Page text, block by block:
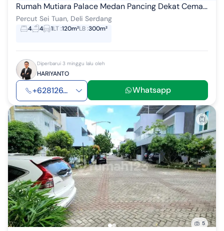
Rumah Mutiara Palace Medan Pancing Dekat Cemara Asri
Percut Sei Tuan, Deli Serdang
4 4 1LT:120m²LB:300m²
Diperbarui 3 minggu lalu oleh
HARIYANTO
+628126... Whatsapp
5